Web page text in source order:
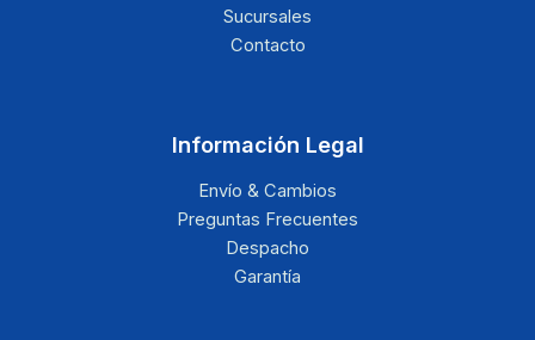
Sucursales
Contacto
Información Legal
Envío & Cambios
Preguntas Frecuentes
Despacho
Garantía